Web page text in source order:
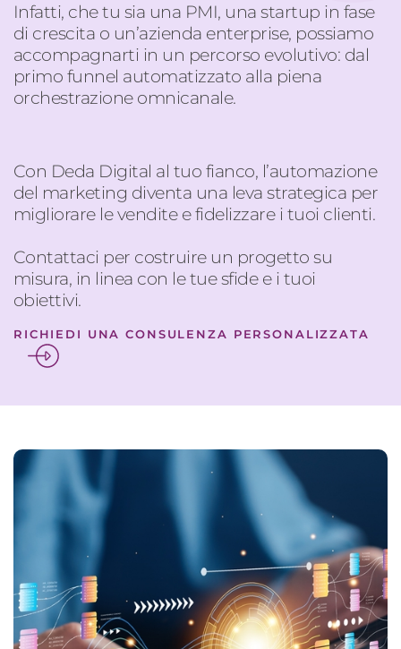
Infatti, che tu sia una PMI, una startup in fase
di crescita o un’azienda enterprise, possiamo
accompagnarti in un percorso evolutivo: dal
primo funnel automatizzato alla piena
orchestrazione omnicanale.
Con Deda Digital al tuo fianco, l’automazione
del marketing diventa una leva strategica per
migliorare le vendite e fidelizzare i tuoi clienti.
Contattaci per costruire un progetto su
misura, in linea con le tue sfide e i tuoi
obiettivi.
RICHIEDI UNA CONSULENZA PERSONALIZZATA